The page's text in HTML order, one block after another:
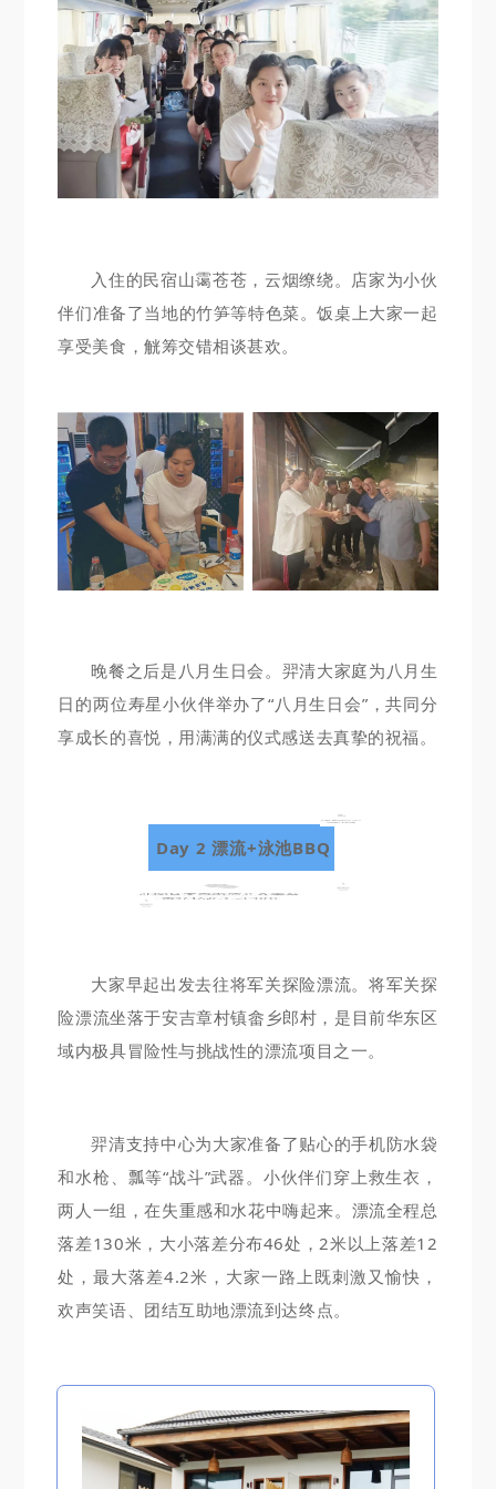
入住的民宿山霭苍苍，云烟缭绕。 店家为小伙
伴们准备了当地的竹笋等特色菜。饭桌上大家一起
享受美食，觥筹交错相谈甚欢。
晚餐之后是八月生日会。羿清大家庭为八月生
日的两位寿星小伙伴举办了“八月生日会”，共同分
享成长的喜悦，用满满的仪式感送去真挚的祝福。
Day 2 漂流+泳池BBQ
大家早起出发去往将军关探险漂流。将军关探
险漂流坐落于安吉章村镇畲乡郎村，是目前华东区
域内极具冒险性与挑战性的漂流项目之一。
羿清支持中心为大家准备了贴心的手机防水袋
和水枪、瓢等“战斗”武器。小伙伴们穿上救生衣，
两人一组，在失重感和水花中嗨起来。漂流全程总
落差130米，大小落差分布46处，2米以上落差12
处，最大落差4.2米，大家一路上既刺激又愉快，
欢声笑语、团结互助地漂流到达终点。